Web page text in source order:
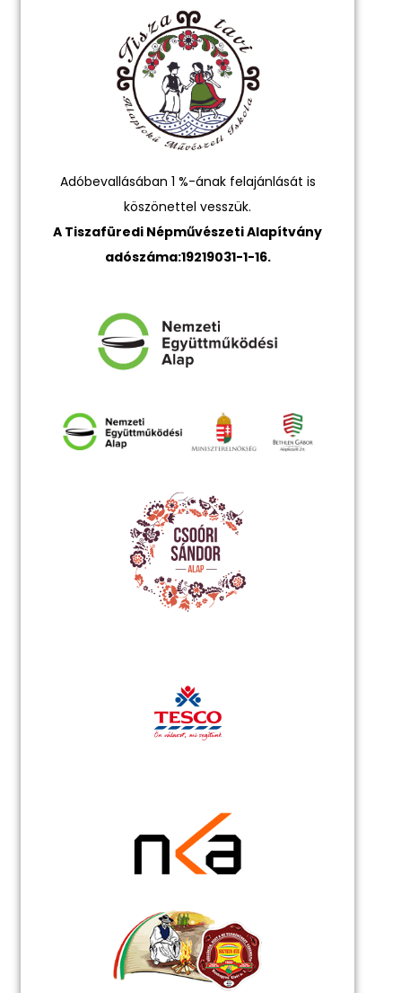
Adóbevallásában 1 %-ának felajánlását is
köszönettel vesszük.
A Tiszafüredi Népművészeti Alapítvány
adószáma:19219031-1-16.